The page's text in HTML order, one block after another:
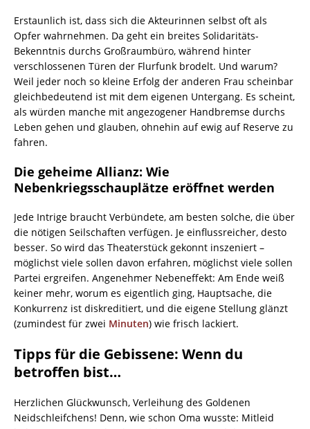
Erstaunlich ist, dass sich die Akteurinnen selbst oft als
Opfer wahrnehmen. Da geht ein breites Solidaritäts-
Bekenntnis durchs Großraumbüro, während hinter
verschlossenen Türen der Flurfunk brodelt. Und warum?
Weil jeder noch so kleine Erfolg der anderen Frau scheinbar
gleichbedeutend ist mit dem eigenen Untergang. Es scheint,
als würden manche mit angezogener Handbremse durchs
Leben gehen und glauben, ohnehin auf ewig auf Reserve zu
fahren.
Die geheime Allianz: Wie
Nebenkriegsschauplätze eröffnet werden
Jede Intrige braucht Verbündete, am besten solche, die über
die nötigen Seilschaften verfügen. Je einflussreicher, desto
besser. So wird das Theaterstück gekonnt inszeniert –
möglichst viele sollen davon erfahren, möglichst viele sollen
Partei ergreifen. Angenehmer Nebeneffekt: Am Ende weiß
keiner mehr, worum es eigentlich ging, Hauptsache, die
Konkurrenz ist diskreditiert, und die eigene Stellung glänzt
(zumindest für zwei Minuten) wie frisch lackiert.
Tipps für die Gebissene: Wenn du
betroffen bist…
Herzlichen Glückwunsch, Verleihung des Goldenen
Neidschleifchens! Denn, wie schon Oma wusste: Mitleid